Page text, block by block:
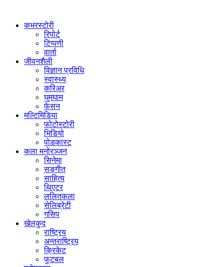
कभरस्टोरी
रिपोर्ट
टिप्पणी
वार्ता
जीवनशैली
विज्ञान प्रविधि
स्वास्थ्य
करिअर
घुमघाम
फेसन
मल्टिमिडिया
फोटोस्टोरी
भिडियो
पोडकास्ट
कला मनोरञ्जन
सिनेमा
सङ्गीत
साहित्य
थिएटर
ललितकला
सेलिब्रेटी
गसिप
खेलकुद
राष्ट्रिय
अन्तराष्ट्रिय
क्रिकेट
फुटबल